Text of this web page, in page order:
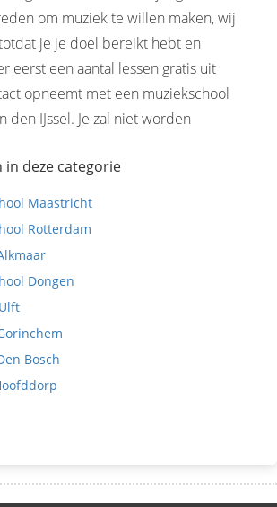
om muziek te willen maken, wij
je je doel bereikt hebt en
eerst een aantal lessen gratis uit
opneemt met een muziekschool
den IJssel. Je zal niet worden
in deze categorie
Maastricht
Rotterdam
Dongen
Bosch